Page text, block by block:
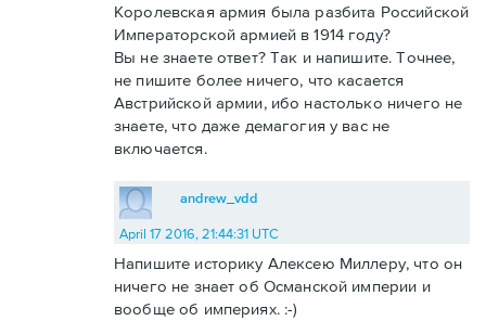
Королевская армия была разбита Российской
Императорской армией в 1914 году?
Вы не знаете ответ? Так и напишите. Точнее,
не пишите более ничего, что касается
Австрийской армии, ибо настолько ничего не
знаете, что даже демагогия у вас не
включается.
andrew_vdd
April 17 2016, 21:44:31 UTC
Напишите историку Алексею Миллеру, что он
ничего не знает об Османской империи и
вообще об империях. :-)